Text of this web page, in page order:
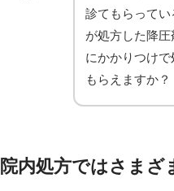
診てもらって
が処方した降
にかかりつけ
もらえますか？
院内処方ではさまざ